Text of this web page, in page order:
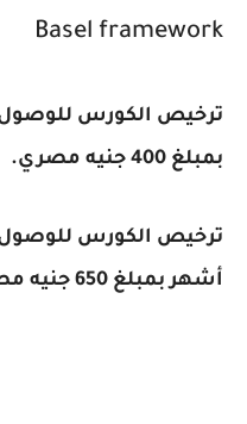
Basel framework
ترخيص الكورس للوصول
بمبلغ 400 جنيه مصري.
ترخيص الكورس للوصول
أشهر بمبلغ 650 جنيه مصري